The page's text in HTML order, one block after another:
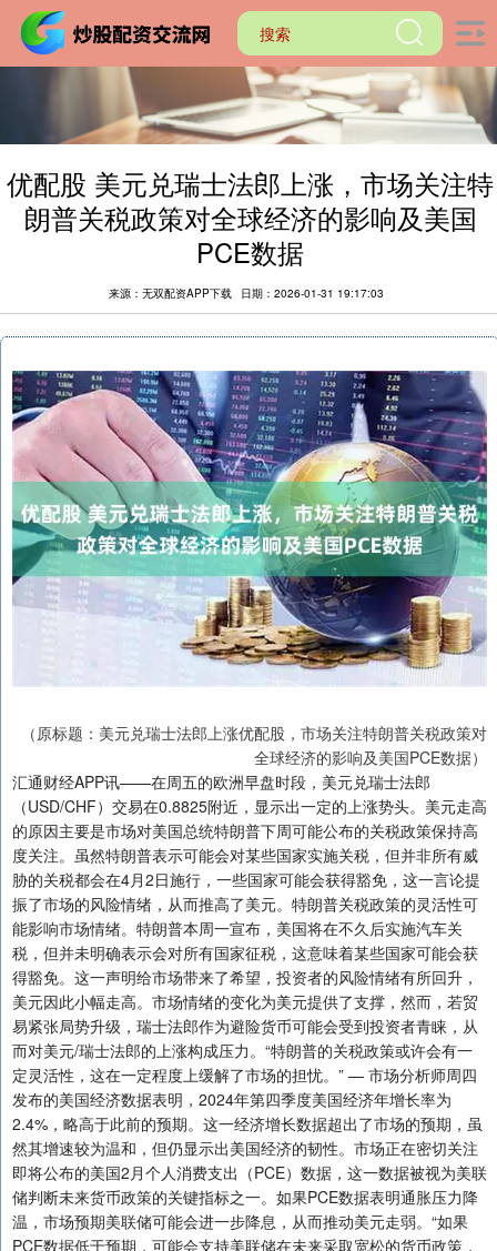
优配股 美元兑瑞士法郎上涨，市场关注特
朗普关税政策对全球经济的影响及美国
PCE数据
来源：无双配资APP下载 日期：2026-01-31 19:17:03
（原标题：美元兑瑞士法郎上涨优配股，市场关注特朗普关税政策对
全球经济的影响及美国PCE数据）
汇通财经APP讯——在周五的欧洲早盘时段，美元兑瑞士法郎
（USD/CHF）交易在0.8825附近，显示出一定的上涨势头。美元走高
的原因主要是市场对美国总统特朗普下周可能公布的关税政策保持高
度关注。虽然特朗普表示可能会对某些国家实施关税，但并非所有威
胁的关税都会在4月2日施行，一些国家可能会获得豁免，这一言论提
振了市场的风险情绪，从而推高了美元。特朗普关税政策的灵活性可
能影响市场情绪。特朗普本周一宣布，美国将在不久后实施汽车关
税，但并未明确表示会对所有国家征税，这意味着某些国家可能会获
得豁免。这一声明给市场带来了希望，投资者的风险情绪有所回升，
美元因此小幅走高。市场情绪的变化为美元提供了支撑，然而，若贸
易紧张局势升级，瑞士法郎作为避险货币可能会受到投资者青睐，从
而对美元/瑞士法郎的上涨构成压力。“特朗普的关税政策或许会有一
定灵活性，这在一定程度上缓解了市场的担忧。” — 市场分析师周四
发布的美国经济数据表明，2024年第四季度美国经济年增长率为
2.4%，略高于此前的预期。这一经济增长数据超出了市场的预期，虽
然其增速较为温和，但仍显示出美国经济的韧性。市场正在密切关注
即将公布的美国2月个人消费支出（PCE）数据，这一数据被视为美联
储判断未来货币政策的关键指标之一。如果PCE数据表明通胀压力降
温，市场预期美联储可能会进一步降息，从而推动美元走弱。“如果
PCE数据低于预期，可能会支持美联储在未来采取宽松的货币政策，